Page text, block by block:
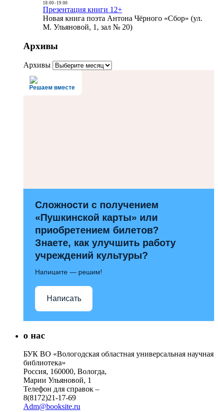
18:00- 19:00
Презентация книги 12+
Новая книга поэта Антона Чёрного «Сбор» (ул.
М. Ульяновой, 1, зал № 20)
Архивы
Архивы
Решаем вместе
Сложности с получением
«Пушкинской карты» или
приобретением билетов?
Знаете, как улучшить работу
учреждений культуры?
Напишите — решим!
Написать
о нас
БУК ВО «Вологодская областная универсальная научная
библиотека»
Россия, 160000, Вологда,
Марии Ульяновой, 1
Телефон для справок –
8(8172)21-17-69
Adm@booksite.ru